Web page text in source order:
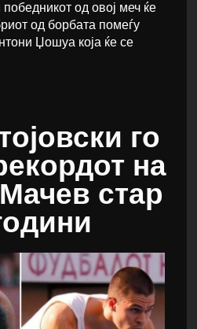
од овој меч ќе
од борбата помеѓу
Џошуа која ќе се
го
на
стар